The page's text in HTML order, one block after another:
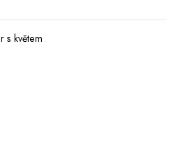
s květem